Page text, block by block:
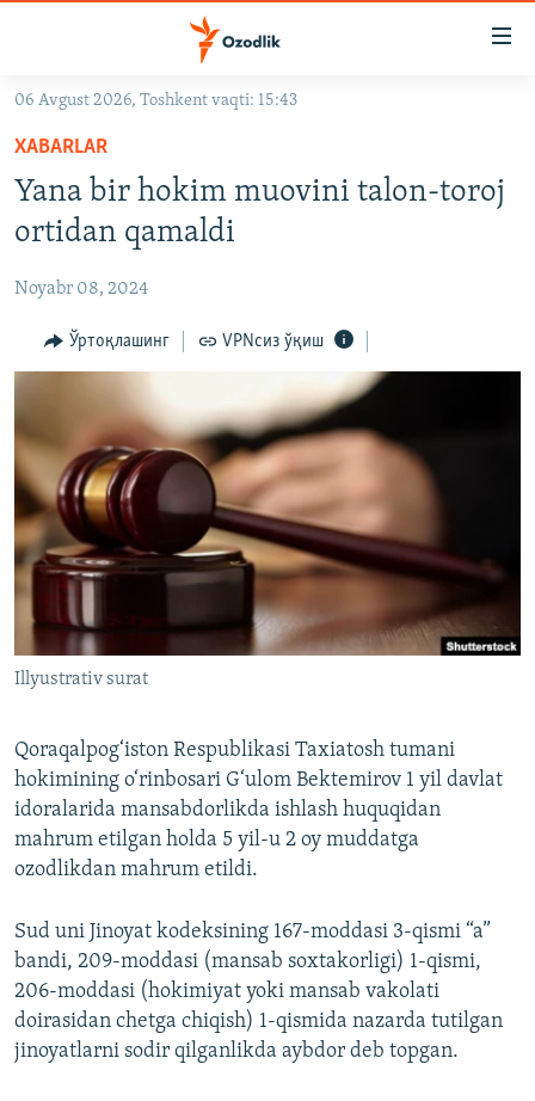
Асосий
навигацияга
ўтинг
Қидиришга
OZODVIDEO
OZODARXIV
На русском
ИЖТИМОИЙ ТАРМОҚЛАР
Озодлик бошқа тилларда
06 Avgust 2026, Toshkent vaqti: 15:43
XABARLAR
Yana bir hokim muovini talon-toroj
ortidan qamaldi
Noyabr 08, 2024
Ўртоқлашинг VPNсиз ўқиш
Illyustrativ surat
Qoraqalpog‘iston Respublikasi Taxiatosh tumani
hokimining o‘rinbosari G‘ulom Bektemirov 1 yil davlat
idoralarida mansabdorlikda ishlash huquqidan
mahrum etilgan holda 5 yil-u 2 oy muddatga
ozodlikdan mahrum etildi.
Sud uni Jinoyat kodeksining 167-moddasi 3-qismi “a”
bandi, 209-moddasi (mansab soxtakorligi) 1-qismi,
206-moddasi (hokimiyat yoki mansab vakolati
doirasidan chetga chiqish) 1-qismida nazarda tutilgan
jinoyatlarni sodir qilganlikda aybdor deb topgan.